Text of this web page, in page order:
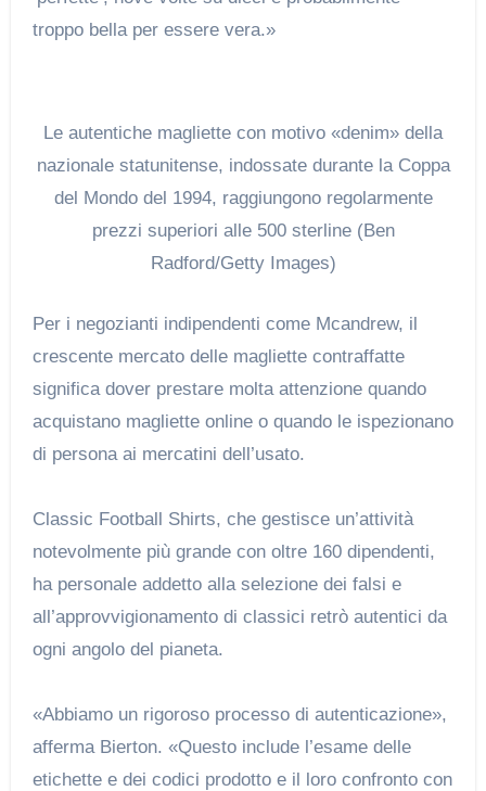
troppo bella per essere vera.»
Le autentiche magliette con motivo «denim» della
nazionale statunitense, indossate durante la Coppa
del Mondo del 1994, raggiungono regolarmente
prezzi superiori alle 500 sterline (Ben
Radford/Getty Images)
Per i negozianti indipendenti come Mcandrew, il
crescente mercato delle magliette contraffatte
significa dover prestare molta attenzione quando
acquistano magliette online o quando le ispezionano
di persona ai mercatini dell’usato.
Classic Football Shirts, che gestisce un’attività
notevolmente più grande con oltre 160 dipendenti,
ha personale addetto alla selezione dei falsi e
all’approvvigionamento di classici retrò autentici da
ogni angolo del pianeta.
«Abbiamo un rigoroso processo di autenticazione»,
afferma Bierton. «Questo include l’esame delle
etichette e dei codici prodotto e il loro confronto con